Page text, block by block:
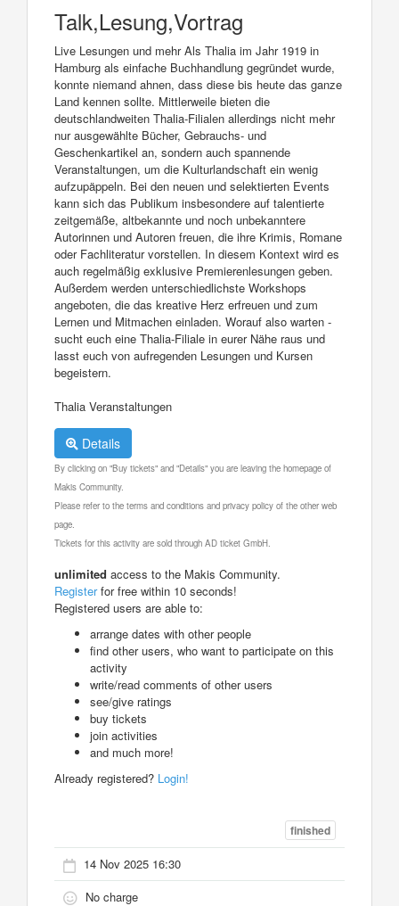
Talk,Lesung,Vortrag
Live Lesungen und mehr Als Thalia im Jahr 1919 in
Hamburg als einfache Buchhandlung gegründet wurde,
konnte niemand ahnen, dass diese bis heute das ganze
Land kennen sollte. Mittlerweile bieten die
deutschlandweiten Thalia-Filialen allerdings nicht mehr
nur ausgewählte Bücher, Gebrauchs- und
Geschenkartikel an, sondern auch spannende
Veranstaltungen, um die Kulturlandschaft ein wenig
aufzupäppeln. Bei den neuen und selektierten Events
kann sich das Publikum insbesondere auf talentierte
zeitgemäße, altbekannte und noch unbekanntere
Autorinnen und Autoren freuen, die ihre Krimis, Romane
oder Fachliteratur vorstellen. In diesem Kontext wird es
auch regelmäßig exklusive Premierenlesungen geben.
Außerdem werden unterschiedlichste Workshops
angeboten, die das kreative Herz erfreuen und zum
Lernen und Mitmachen einladen. Worauf also warten -
sucht euch eine Thalia-Filiale in eurer Nähe raus und
lasst euch von aufregenden Lesungen und Kursen
begeistern.
Thalia Veranstaltungen
Details
By clicking on "Buy tickets" and "Details" you are leaving the homepage of
Makis Community.
Please refer to the terms and conditions and privacy policy of the other web
page.
Tickets for this activity are sold through AD ticket GmbH.
unlimited access to the Makis Community.
Registerfor free within 10 seconds!
Registered users are able to:
arrange dates with other people
find other users, who want to participate on this
activity
write/read comments of other users
see/give ratings
buy tickets
join activities
and much more!
Already registered? Login!
finished
14 Nov 2025 16:30
No charge